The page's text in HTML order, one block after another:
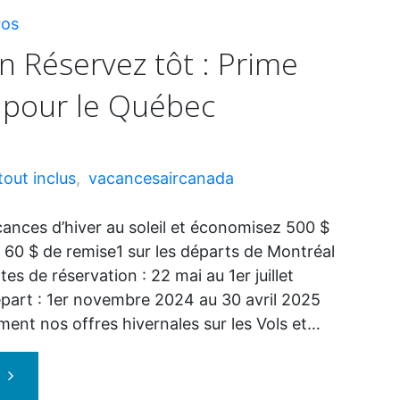
Réservez tôt : Prime
le Québec
inclus, vacancesaircanada
d’hiver au soleil et économisez 500 $
60 $ de remise1 sur les départs de Montréal
de réservation : 22 mai au 1er juillet
: 1er novembre 2024 au 30 avril 2025
nos offres hivernales sur les Vols et…